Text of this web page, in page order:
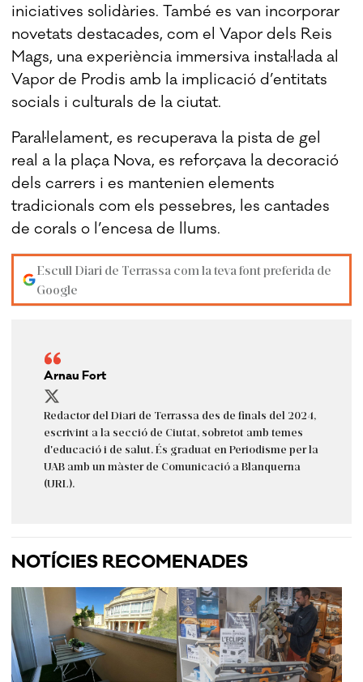
iniciatives solidàries. També es van incorporar
novetats destacades, com el Vapor dels Reis
Mags, una experiència immersiva instal·lada al
Vapor de Prodis amb la implicació d’entitats
socials i culturals de la ciutat.
Paral·lelament, es recuperava la pista de gel
real a la plaça Nova, es reforçava la decoració
dels carrers i es mantenien elements
tradicionals com els pessebres, les cantades
de corals o l’encesa de llums.
Escull Diari de Terrassa com la teva font preferida de
Google
Arnau Fort
Redactor del Diari de Terrassa des de finals del 2024,
escrivint a la secció de Ciutat, sobretot amb temes
d'educació i de salut. És graduat en Periodisme per la
UAB amb un màster de Comunicació a Blanquerna
(URL).
NOTÍCIES RECOMENADES